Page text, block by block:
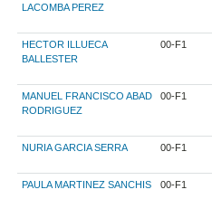
LACOMBA PEREZ
HECTOR ILLUECA
BALLESTER
00-F1
MANUEL FRANCISCO ABAD
RODRIGUEZ
00-F1
NURIA GARCIA SERRA 00-F1
PAULA MARTINEZ SANCHIS 00-F1